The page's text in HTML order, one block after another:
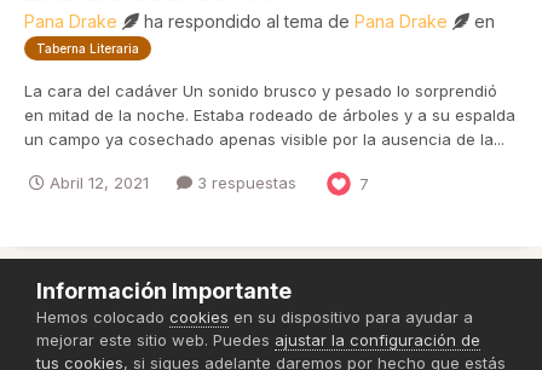
Pana Drake ha respondido al tema de Pana Drake en
Taberna Literaria
La cara del cadáver Un sonido brusco y pesado lo sorprendió
en mitad de la noche. Estaba rodeado de árboles y a su espalda
un campo ya cosechado apenas visible por la ausencia de la...
Abril 12, 2021 3 respuestas 7
Política de Privacidad
Powered by Invision Community
Información Importante
Hemos colocado cookies en su dispositivo para ayudar a
mejorar este sitio web. Puedes ajustar la configuración de
tus cookies, si sigues adelante daremos por hecho que estás